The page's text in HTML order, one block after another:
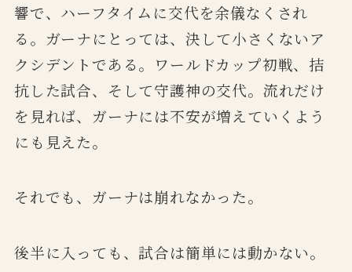
響で、ハーフタイムに交代を余儀なくされ
る。ガーナにとっては、決して小さくないア
クシデントである。ワールドカップ初戦、拮
抗した試合、そして守護神の交代。流れだけ
を見れば、ガーナには不安が増えていくよう
にも見えた。
それでも、ガーナは崩れなかった。
後半に入っても、試合は簡単には動かない。